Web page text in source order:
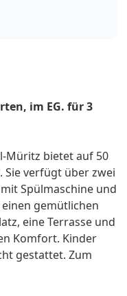
im EG. für 3
Müritz bietet auf 50
Sie verfügt über zwei
Spülmaschine und
gemütlichen
eine Terrasse und
Komfort. Kinder
gestattet. Zum